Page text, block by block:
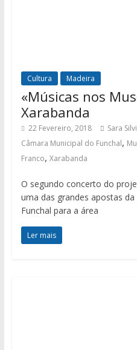
Cultura Madeira
«Músicas nos
Xarabanda
22 Fevereiro, 2018 Sara
Câmara Municipal do Funchal,
Franco, Xarabanda
O segundo concerto do
uma das grandes apostas
Funchal para a área
Ler mais